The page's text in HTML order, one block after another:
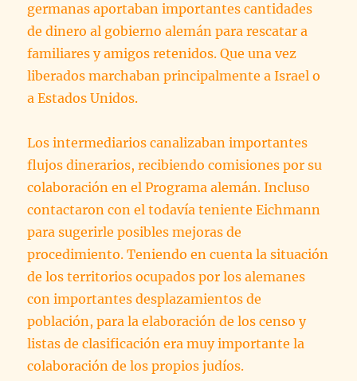
germanas aportaban importantes cantidades
de dinero al gobierno alemán para rescatar a
familiares y amigos retenidos. Que una vez
liberados marchaban principalmente a Israel o
a Estados Unidos.
Los intermediarios canalizaban importantes
flujos dinerarios, recibiendo comisiones por su
colaboración en el Programa alemán. Incluso
contactaron con el todavía teniente Eichmann
para sugerirle posibles mejoras de
procedimiento. Teniendo en cuenta la situación
de los territorios ocupados por los alemanes
con importantes desplazamientos de
población, para la elaboración de los censo y
listas de clasificación era muy importante la
colaboración de los propios judíos.